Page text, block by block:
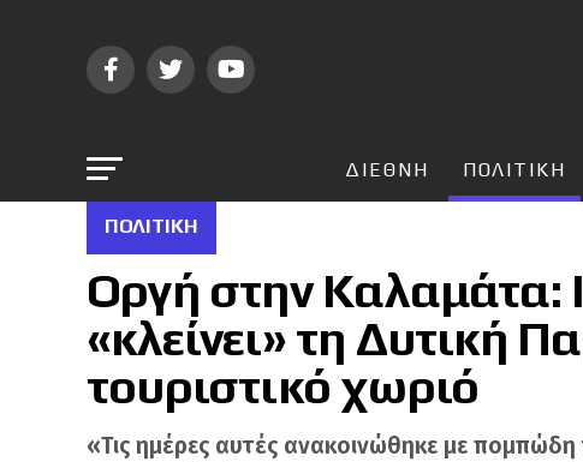
ΔΙΕΘΝΗ ΠΟΛΙΤΙΚΗ
ΠΟΛΙΤΙΚΉ
Οργή στην Καλαμάτα:
«κλείνει» τη Δυτική
τουριστικό χωριό
«Τις ημέρες αυτές ανακοινώθηκε με